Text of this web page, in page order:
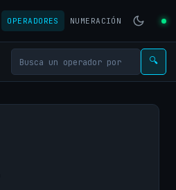
OPERADORES NUMERACIÓN
🔍